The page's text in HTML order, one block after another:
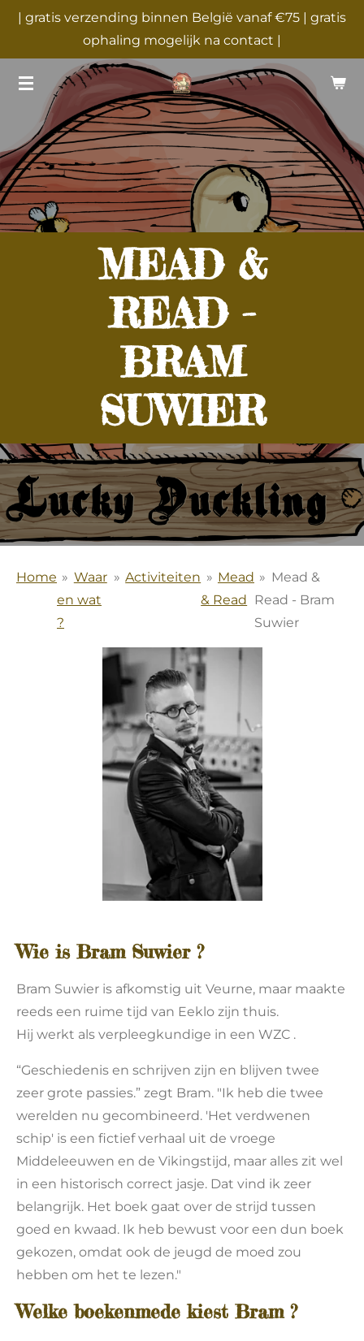
de
hoofdinhoud
| gratis verzending binnen België vanaf €75 | gratis
ophaling mogelijk na contact |
MEAD &
READ -
BRAM
SUWIER
Home » Waar
en wat
?
» Activiteiten » Mead
& Read
» Mead &
Read - Bram
Suwier
Wie is Bram Suwier ?
Bram Suwier is afkomstig uit Veurne, maar maakte
reeds een ruime tijd van Eeklo zijn thuis.
Hij werkt als verpleegkundige in een WZC .
“Geschiedenis en schrijven zijn en blijven twee
zeer grote passies.” zegt Bram. "Ik heb die twee
werelden nu gecombineerd. 'Het verdwenen
schip' is een fictief verhaal uit de vroege
Middeleeuwen en de Vikingstijd, maar alles zit wel
in een historisch correct jasje. Dat vind ik zeer
belangrijk. Het boek gaat over de strijd tussen
goed en kwaad. Ik heb bewust voor een dun boek
gekozen, omdat ook de jeugd de moed zou
hebben om het te lezen."
Welke boekenmede kiest Bram ?